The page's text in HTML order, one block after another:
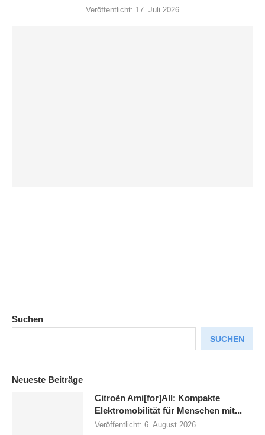
Veröffentlicht: 17. Juli 2026
Suchen
SUCHEN
Neueste Beiträge
Citroën Ami[for]All: Kompakte
Elektromobilität für Menschen mit...
Veröffentlicht: 6. August 2026